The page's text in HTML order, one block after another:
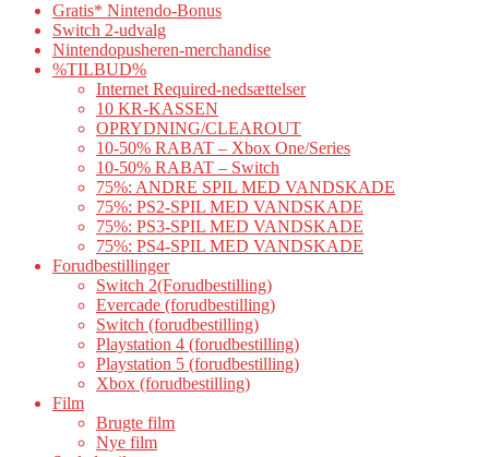
Gratis* Nintendo-Bonus
Switch 2-udvalg
Nintendopusheren-merchandise
%TILBUD%
Internet Required-nedsættelser
10 KR-KASSEN
OPRYDNING/CLEAROUT
10-50% RABAT – Xbox One/Series
10-50% RABAT – Switch
75%: ANDRE SPIL MED VANDSKADE
75%: PS2-SPIL MED VANDSKADE
75%: PS3-SPIL MED VANDSKADE
75%: PS4-SPIL MED VANDSKADE
Forudbestillinger
Switch 2(Forudbestilling)
Evercade (forudbestilling)
Switch (forudbestilling)
Playstation 4 (forudbestilling)
Playstation 5 (forudbestilling)
Xbox (forudbestilling)
Film
Brugte film
Nye film